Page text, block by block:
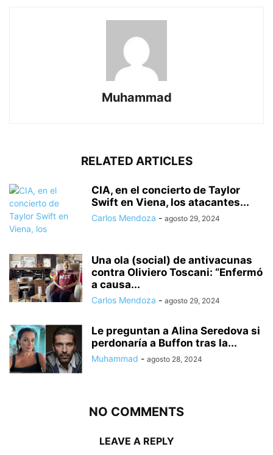
Muhammad
RELATED ARTICLES
CIA, en el concierto de Taylor
Swift en Viena, los atacantes...
Carlos Mendoza - agosto 29, 2024
Una ola (social) de antivacunas
contra Oliviero Toscani: “Enfermó
a causa...
Carlos Mendoza - agosto 29, 2024
Le preguntan a Alina Seredova si
perdonaría a Buffon tras la...
Muhammad - agosto 28, 2024
NO COMMENTS
LEAVE A REPLY